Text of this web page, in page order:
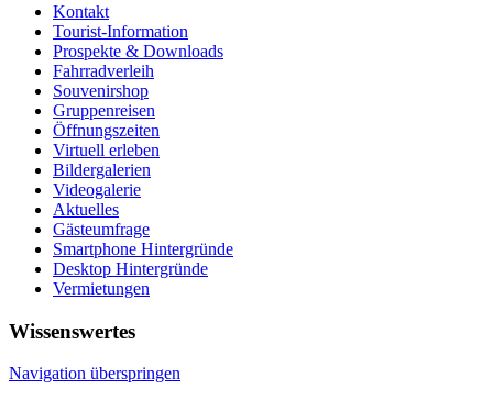
Kontakt
Tourist-Information
Prospekte & Downloads
Fahrradverleih
Souvenirshop
Gruppenreisen
Öffnungszeiten
Virtuell erleben
Bildergalerien
Videogalerie
Aktuelles
Gästeumfrage
Smartphone Hintergründe
Desktop Hintergründe
Vermietungen
Wissenswertes
Navigation überspringen